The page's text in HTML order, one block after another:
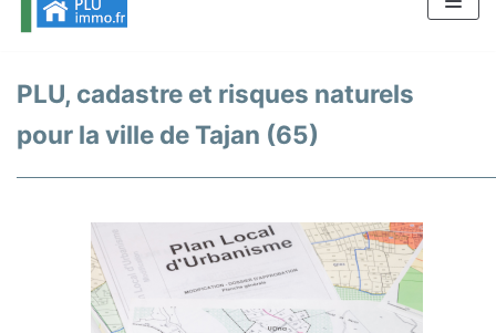
PLU, cadastre et risques naturels
pour la ville de Tajan (65)